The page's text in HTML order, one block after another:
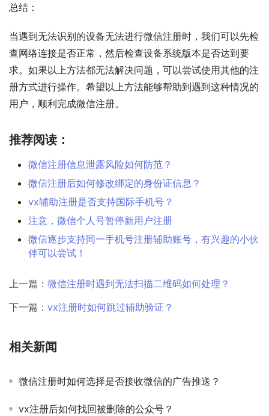
总结：
当遇到无法识别的设备无法进行微信注册时，我们可以先检
查网络连接是否正常，然后检查设备系统版本是否达到要
求。如果以上方法都无法解决问题，可以尝试使用其他的注
册方式进行操作。希望以上方法能够帮助到遇到这种情况的
用户，顺利完成微信注册。
推荐阅读：
微信注册信息泄露风险如何防范？
微信注册后如何修改绑定的身份证信息？
vx辅助注册是否支持国际手机号？
注意，微信个人号暂停新用户注册
微信逐步支持同一手机号注册辅助账号，有兴趣的小伙
伴可以尝试！
上一篇： 微信注册时遇到无法扫描二维码如何处理？
下一篇： vx注册时如何跳过辅助验证？
相关新闻
微信注册时如何选择是否接收微信的广告推送？
vx注册后如何找回被删除的公众号？